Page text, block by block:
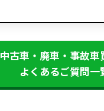
中古車・廃車・事故車
よくあるご質問一